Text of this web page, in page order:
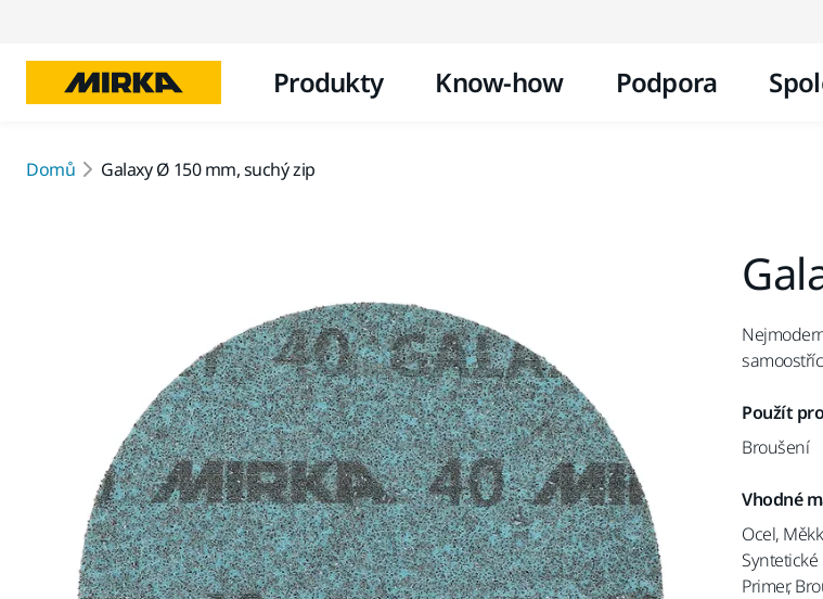
Produkty Know-how Podpora
Domů Galaxy Ø 150 mm, suchý zip
Použít pro
Broušení
Vhodné
Ocel,
Syntetické
Primer,